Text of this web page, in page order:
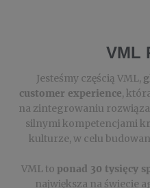
VML
Jesteśmy częścią VML,
customer experience,
na zintegrowaniu
silnymi kompetencjami
kulturze, w celu
VML to ponad 30 tysięcy
największa na świecie